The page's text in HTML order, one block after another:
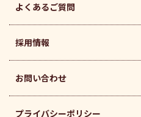
よくあるご質問
採用情報
お問い合わせ
プライバシーポリシー